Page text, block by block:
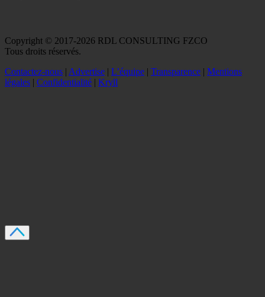
Copyright © 2017-2026 RDL CONSULTING FZCO
Tous droits réservés.
Contactez-nous | Advertise | L’équipe | Transparence | Mentions
légales | Confidentialité | Kryll